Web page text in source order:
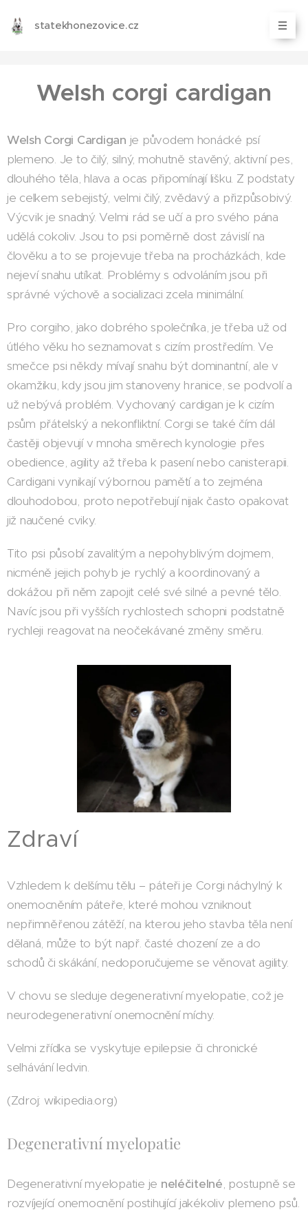
statekhonezovice.cz
Welsh corgi cardigan
Welsh Corgi Cardigan je původem honácké psí
plemeno. Je to čilý, silný, mohutně stavěný, aktivní pes,
dlouhého těla, hlava a ocas připomínají lišku. Z podstaty
je celkem sebejistý, velmi čilý, zvědavý a přizpůsobivý.
Výcvik je snadný. Velmi rád se učí a pro svého pána
udělá cokoliv. Jsou to psi poměrně dost závislí na
člověku a to se projevuje třeba na procházkách, kde
nejeví snahu utíkat. Problémy s odvoláním jsou při
správné výchově a socializaci zcela minimální.
Pro corgiho, jako dobrého společníka, je třeba už od
útlého věku ho seznamovat s cizím prostředím. Ve
smečce psi někdy mívají snahu být dominantní, ale v
okamžiku, kdy jsou jim stanoveny hranice, se podvolí a
už nebývá problém. Vychovaný cardigan je k cizím
psům přátelský a nekonfliktní. Corgi se také čím dál
častěji objevují v mnoha směrech kynologie přes
obedience, agility až třeba k pasení nebo canisterapii.
Cardigani vynikají výbornou pamětí a to zejména
dlouhodobou, proto nepotřebují nijak často opakovat
již naučené cviky.
Tito psi působí zavalitým a nepohyblivým dojmem,
nicméně jejich pohyb je rychlý a koordinovaný a
dokážou při něm zapojit celé své silné a pevné tělo.
Navíc jsou při vyšších rychlostech schopni podstatně
rychleji reagovat na neočekávané změny směru.
Zdraví
Vzhledem k delšímu tělu – páteři je Corgi náchylný k
onemocněním páteře, které mohou vzniknout
nepřimněřenou zátěží, na kterou jeho stavba těla není
dělaná, může to být např. časté chození ze a do
schodů či skákání, nedoporučujeme se věnovat agility.
V chovu se sleduje degenerativní myelopatie, což je
neurodegenerativní onemocnění míchy.
Velmi zřídka se vyskytuje epilepsie či chronické
selhávání ledvin.
(Zdroj: wikipedia.org)
Degenerativní myelopatie
Degenerativní myelopatie je neléčitelné, postupně se
rozvíjející onemocnění postihující jakékoliv plemeno psů.